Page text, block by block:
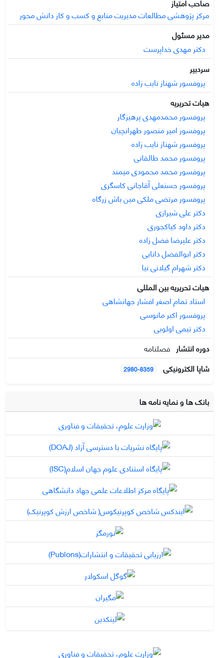
توسعه و نوآوری محصول، ساختار و فرهنگ سازمانی، محیط و
رقابت، مدیریت تحول و مدیریت داده و هوش تصمیم‌گیری، با
توسعه خدمات بانکداری دیجیتال رابطه‌ای معنادار دارند. در نهایت،
این پژوهش نشان می‌دهد که موفقیت بانک‌ها در گرو عوامل
مؤثر بر توسعه دیجیتال است که به‌صورت هوشمندانه،
مشتری‌محوری و چابکی سازمانی تلفیق کند.
مرکز پژوهشی مطالعات مدیریت منابع و کسب و کار دانش محور
مدیر مسئول
دکتر مهدی خداپرست
سردبیر
پروفسور شهناز نایب زاده
هیات تحریریه
پروفسور محمدمهدی پرهیزگار
پروفسور امیر منصور طهرانچیان
پروفسور شهناز نایب زاده
پروفسور محمد طالقانی
پروفسور محمد محمودی میمند
پروفسور حسنعلی آقاجانی کاسگری
پروفسور مرتضی ملکی مین باش زرگاه
دکتر علی شیرازی
دکتر داود کیاکجوری
دکتر علیرضا فضل زاده
دکتر ابوالفضل دانایی
دکتر شهرام گیلانی نیا
هیات تحریریه بین المللی
استاد تمام اصغر افشار جهانشاهی
پروفسور اکبر مانوسی
دکتر تیمی اولوبی
دوره انتشار فصلنامه
شاپا الکترونیکی
2980-8359
بانک ها و نمایه نامه ها